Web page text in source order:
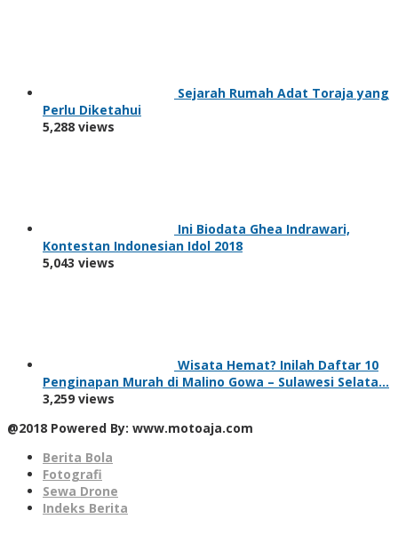
Sejarah Rumah Adat Toraja yang
Perlu Diketahui
5,288 views
Ini Biodata Ghea Indrawari,
Kontestan Indonesian Idol 2018
5,043 views
Wisata Hemat? Inilah Daftar 10
Penginapan Murah di Malino Gowa – Sulawesi Selata…
3,259 views
@2018 Powered By: www.motoaja.com
Berita Bola
Fotografi
Sewa Drone
Indeks Berita